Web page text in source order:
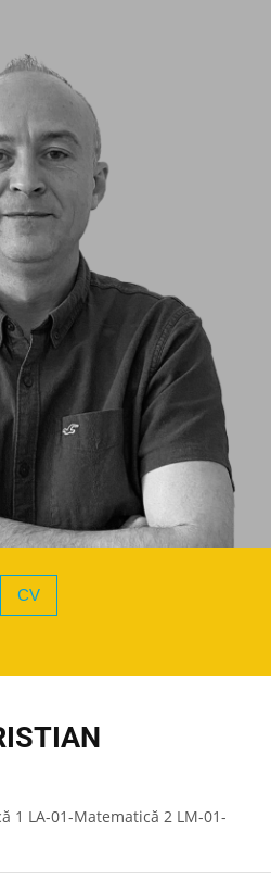
CV
1 LA-01-Matematică 2 LM-01-